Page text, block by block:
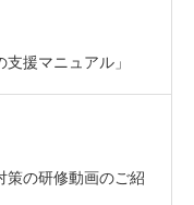
援マニュアル」
策の研修動画のご紹